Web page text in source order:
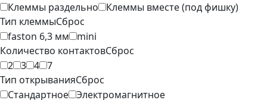
Клеммы раздельно
Клеммы вместе (под фишку)
Тип клеммыСброс
faston 6,3 мм
mini
Количество контактовСброс
2 3 4 7
Тип открыванияСброс
Стандартное Электромагнитное